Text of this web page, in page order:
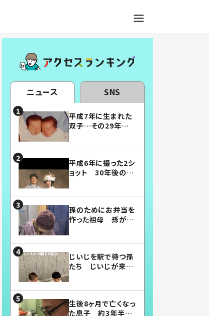
ニュース SNS
平成7年に生まれた
双子…その29年後
平成6年に撮った2シ
ョット 30年後の姿
孫のためにお弁当を
作った祖母 孫が絶
じいじを駅で待つ孫
たち じいじが来た
まらない」「幸せにな
生後8ヶ月で亡くなっ
た息子 約3年半